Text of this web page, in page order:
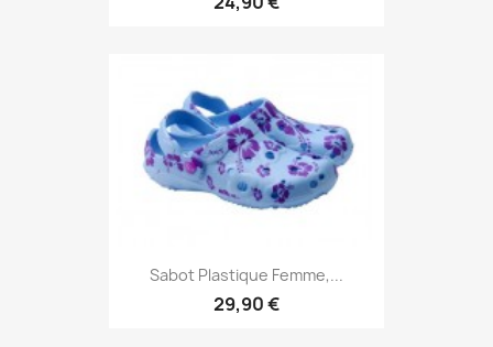
Sabot Plastique Femme,...
29,90 €